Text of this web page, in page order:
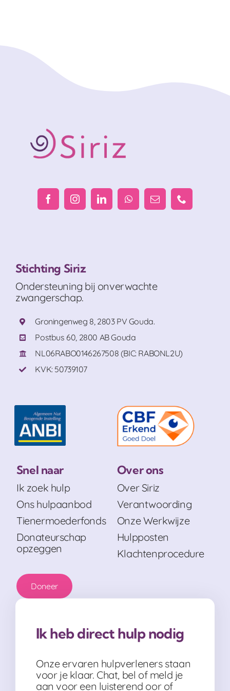
Stichting Siriz
Ondersteuning bij onverwachte
zwangerschap.
Groningenweg 8, 2803 PV Gouda.
Postbus 60, 2800 AB Gouda
NL06RABO0146267508 (BIC: RABONL2U)
KVK: 50739107
Snel naar
Ik zoek hulp
Ons hulpaanbod
Tienermoederfonds
Donateurschap
opzeggen
Doneer
Over ons
Over Siriz
Verantwoording
Onze Werkwijze
Hulpposten
Klachtenprocedure
Ik heb direct hulp nodig
Onze ervaren hulpverleners staan
voor je klaar. Chat, bel of meld je
aan voor een luisterend oor of